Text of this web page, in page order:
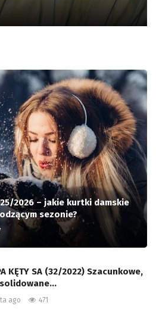
2026 – jakie kurtki damskie
sezonie?
KĘTY SA (32/2022) Szacunkowe,
ago 471